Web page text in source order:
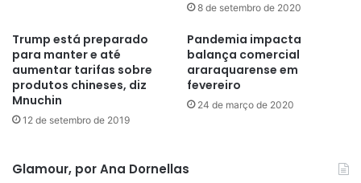
8 de setembro de 2020
Trump está preparado
para manter e até
aumentar tarifas sobre
produtos chineses, diz
Mnuchin
12 de setembro de 2019
Pandemia impacta
balança comercial
araraquarense em
fevereiro
24 de março de 2020
Glamour, por Ana Dornellas